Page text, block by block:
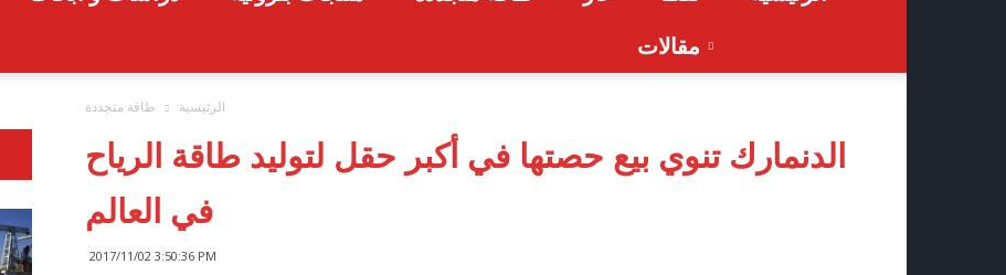
مقالات
الرئيسية طاقة متجددة
الدنمارك تنوي بيع حصتها في أكبر حقل لتوليد طاقة الرياح
في العالم
2017/11/02 3:50:36 PM